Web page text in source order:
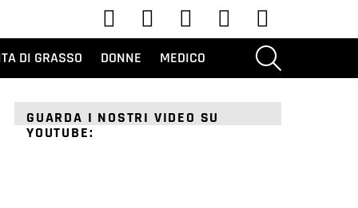
DI GRASSO DONNE MEDICO
GUARDA I NOSTRI VIDEO SU
YOUTUBE: